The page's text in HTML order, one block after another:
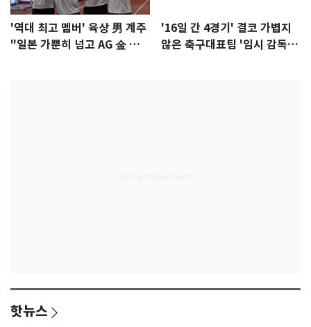
'역대 최고 멤버' 육상 男 계주
"일본 가뿐히 넘고 AG 金 따겠
'16일 간 4경기' 결코 가볍지
않은 축구대표팀 '임시 감독'
핫뉴스